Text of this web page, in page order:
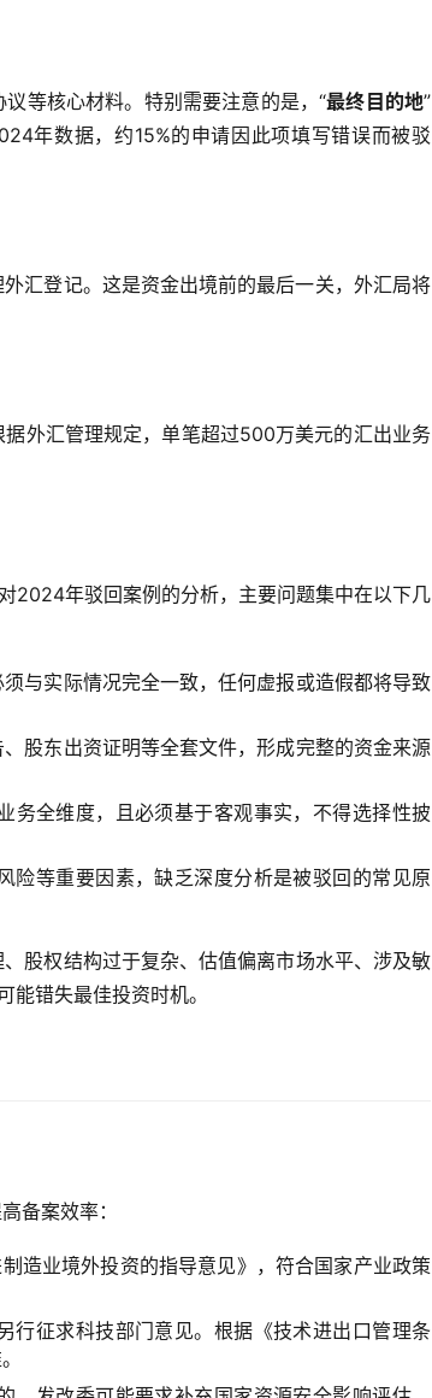
等核心材料。特别需要注意的是，“最终目的地”
年数据，约15%的申请因此项填写错误而被驳
汇登记。这是资金出境前的最后一关，外汇局将
外汇管理规定，单笔超过500万美元的汇出业务
2024年驳回案例的分析，主要问题集中在以下几
与实际情况完全一致，任何虚报或造假都将导致
股东出资证明等全套文件，形成完整的资金来源
务全维度，且必须基于客观事实，不得选择性披
险等重要因素，缺乏深度分析是被驳回的常见原
股权结构过于复杂、估值偏离市场水平、涉及敏
错失最佳投资时机。
备案效率：
造业境外投资的指导意见》，符合国家产业政策
行征求科技部门意见。根据《技术进出口管理条